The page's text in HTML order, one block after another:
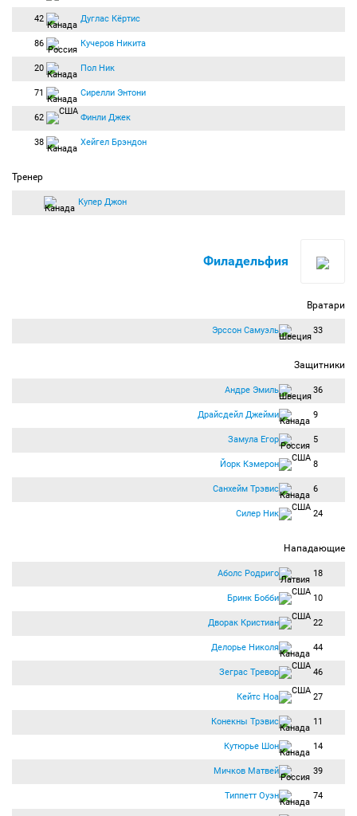
42 Дуглас Кёртис
86 Кучеров Никита
20 Пол Ник
71 Сирелли Энтони
62 Финли Джек
38 Хейгел Брэндон
Тренер
Купер Джон
Филадельфия
Вратари
Эрссон Самуэль 33
Защитники
Андре Эмиль 36
Драйсдейл Джейми 9
Замула Егор 5
Йорк Кэмерон 8
Санхейм Трэвис 6
Силер Ник 24
Нападающие
Аболс Родриго 18
Бринк Бобби 10
Дворак Кристиан 22
Делорье Николя 44
Зеграс Тревор 46
Кейтс Ноа 27
Конекны Трэвис 11
Кутюрье Шон 14
Мичков Матвей 39
Типпетт Оуэн 74